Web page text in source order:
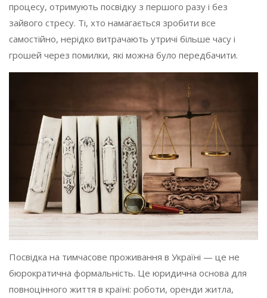
процесу, отримують посвідку з першого разу і без
зайвого стресу. Ті, хто намагається зробити все
самостійно, нерідко витрачають утричі більше часу і
грошей через помилки, які можна було передбачити.
Посвідка на тимчасове проживання в Україні — це не
бюрократична формальність. Це юридична основа для
повноцінного життя в країні: роботи, оренди житла,